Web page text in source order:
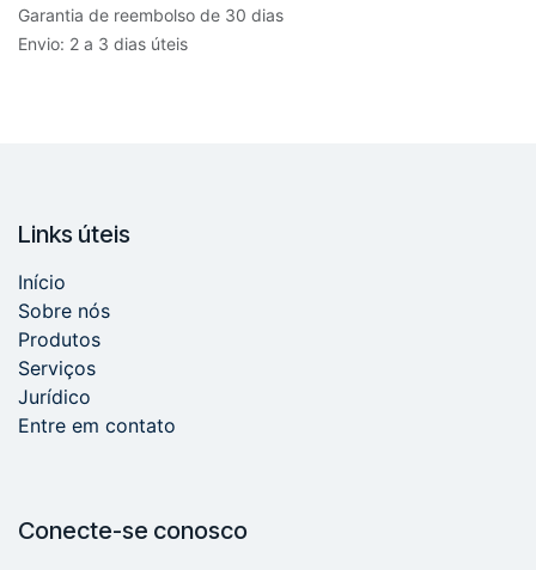
Garantia de reembolso de 30 dias
Envio: 2 a 3 dias úteis
Links úteis
Início
Sobre nós
Produtos
Serviços
Jurídico
Entre em contato
Conecte-se conosco